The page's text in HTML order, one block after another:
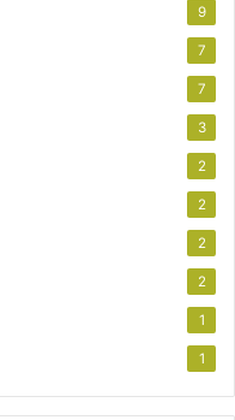
9
7
7
3
2
2
2
2
1
1